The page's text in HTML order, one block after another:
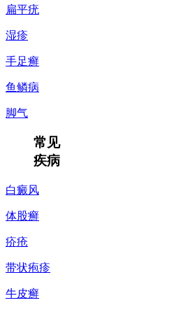
扁平疣
湿疹
手足癣
鱼鳞病
脚气
常见
疾病
白癜风
体股癣
疥疮
带状疱疹
牛皮癣